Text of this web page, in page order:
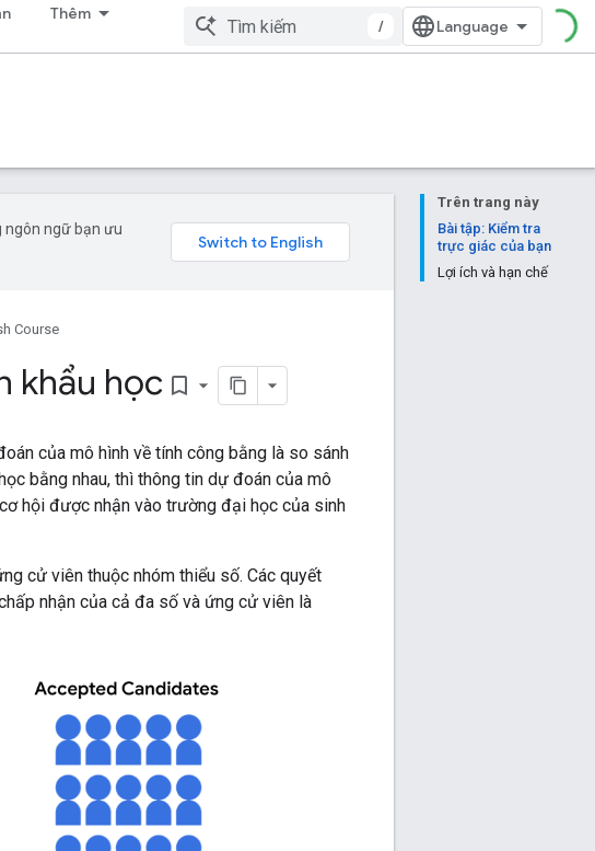
Thêm
/
Trên trang này
Bài tập: Kiểm tra
trực giác của bạn
Lợi ích và hạn chế
ngôn ngữ bạn ưu
Course
khẩu học bookmark_border
của mô hình về tính công bằng là so sánh
bằng nhau, thì thông tin dự đoán của mô
hội được nhận vào trường đại học của sinh
cử viên thuộc nhóm thiểu số. Các quyết
nhận của cả đa số và ứng cử viên là